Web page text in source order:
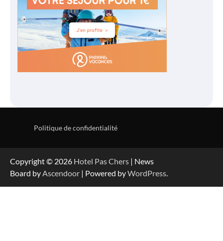
Politique de confidentialité
Copyright © 2026 Hotel Pas Chers | News
Board byAscendoor | Powered byWordPress.